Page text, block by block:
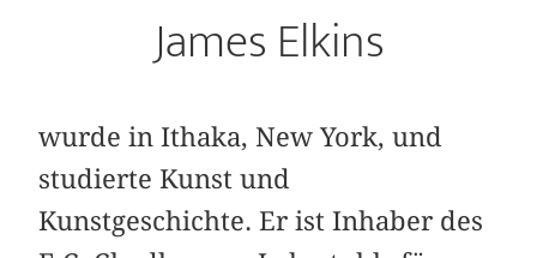
James Elkins
wurde in Ithaka, New York, und
studierte Kunst und
Kunstgeschichte. Er ist Inhaber des